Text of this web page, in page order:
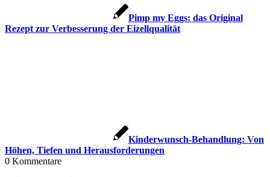
Pimp my Eggs: das Ori­gi­nal
Rezept zur Ver­bes­se­rung der Eizell­qua­li­tät
Kin­der­wunsch-Behand­lung: Von
Höhen, Tie­fen und Her­aus­for­de­run­gen
0 Kommentare